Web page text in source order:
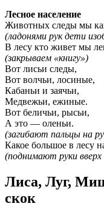
Лесное население
Животных следы мы
(ладонями рук дети
В лесу кто живет мы
(закрываем «книгу»)
Вот лисьи следы,
Вот волчьи, лосиные,
Кабаньи и заячьи,
Медвежьи, ежиные.
Вот беличьи, рысьи,
А это — оленьи.
(загибают пальцы на
Какое большое в лесу
(поднимают руки
Лиса, Луг,
скок